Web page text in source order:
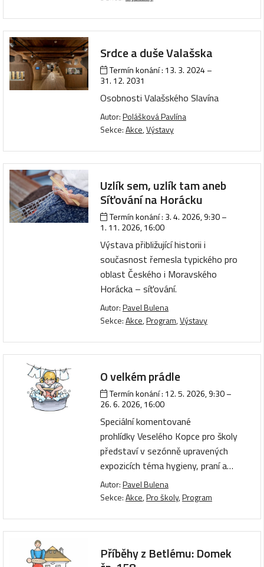
Srdce a duše Valašska
Termín konání : 13. 3. 2024–
31. 12. 2031
Osobnosti Valašského Slavína
Autor:Polášková Pavlína
Sekce:Akce,Výstavy
Uzlík sem, uzlík tam aneb
Síťování na Horácku
Termín konání : 3. 4. 2026, 9:30–
1. 11. 2026, 16:00
Výstava přibližující historii i
současnost řemesla typického pro
oblast Českého i Moravského
Horácka – síťování.
Autor:Pavel Bulena
Sekce:Akce,Program,Výstavy
O velkém prádle
Termín konání : 12. 5. 2026, 9:30–
26. 6. 2026, 16:00
Speciální komentované
prohlídky Veselého Kopce pro školy
představí v sezónně upravených
expozicích téma hygieny, praní a…
Autor:Pavel Bulena
Sekce:Akce,Pro školy,Program
Příběhy z Betlému: Domek